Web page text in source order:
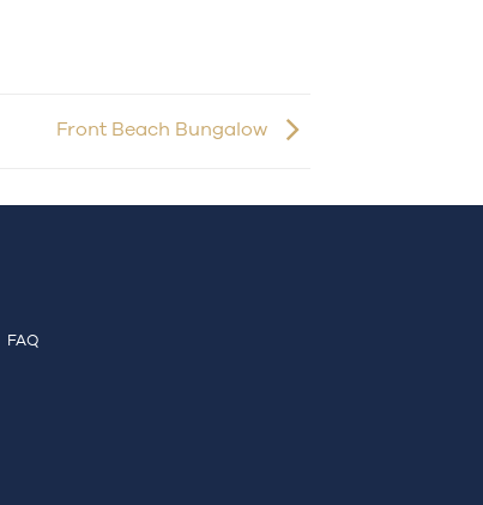
Front Beach Bungalow
FAQ